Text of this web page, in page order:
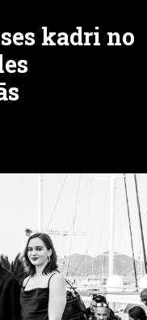
kadri no